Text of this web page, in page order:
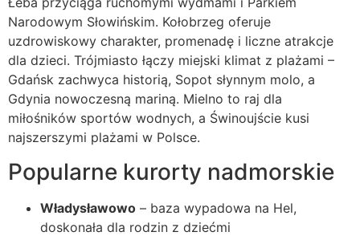
Narodowym Słowińskim. Kołobrzeg oferuje
uzdrowiskowy charakter, promenadę i liczne atrakcje
dla dzieci. Trójmiasto łączy miejski klimat z plażami –
Gdańsk zachwyca historią, Sopot słynnym molo, a
Gdynia nowoczesną mariną. Mielno to raj dla
miłośników sportów wodnych, a Świnoujście kusi
najszerszymi plażami w Polsce.
Popularne kurorty nadmorskie
Władysławowo – baza wypadowa na Hel,
doskonała dla rodzin z dziećmi